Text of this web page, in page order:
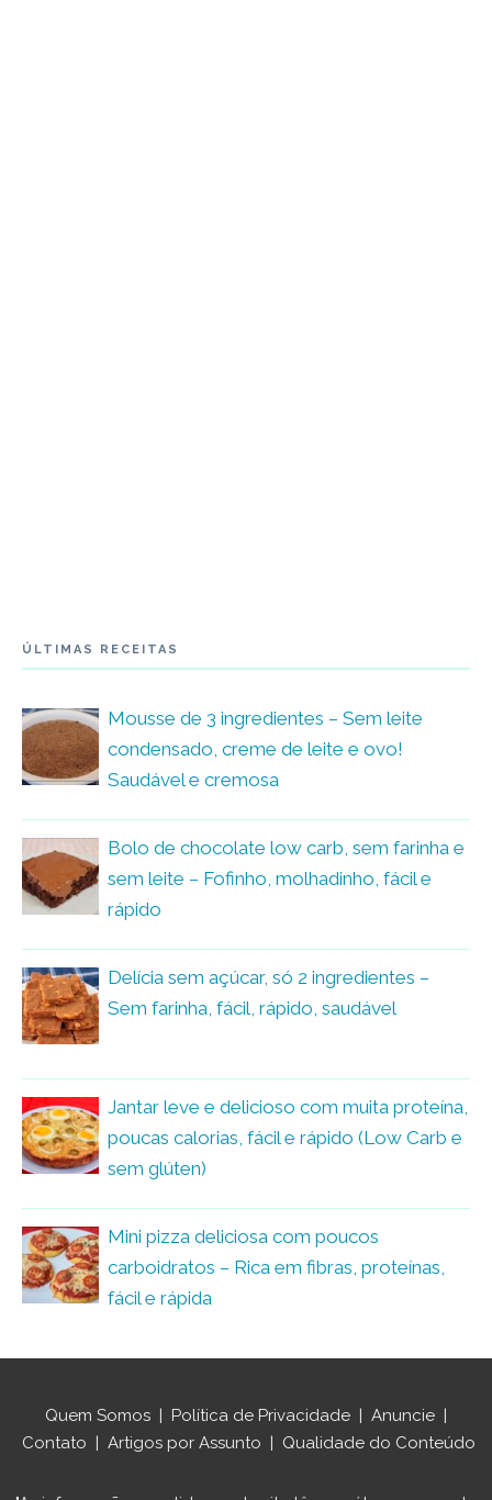
ÚLTIMAS RECEITAS
Mousse de 3 ingredientes – Sem leite
condensado, creme de leite e ovo!
Saudável e cremosa
Bolo de chocolate low carb, sem farinha e
sem leite – Fofinho, molhadinho, fácil e
rápido
Delícia sem açúcar, só 2 ingredientes –
Sem farinha, fácil, rápido, saudável
Jantar leve e delicioso com muita proteína,
poucas calorias, fácil e rápido (Low Carb e
sem glúten)
Mini pizza deliciosa com poucos
carboidratos – Rica em fibras, proteínas,
fácil e rápida
Quem Somos Política de Privacidade Anuncie
Contato
Artigos por Assunto Qualidade do Conteúdo